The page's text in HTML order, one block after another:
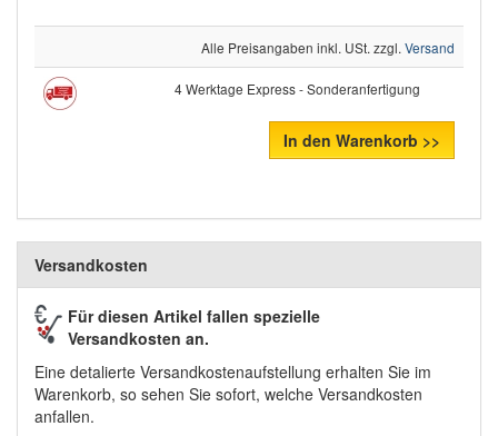
Alle Preisangaben inkl. USt. zzgl. Versand
4 Werktage Express - Sonderanfertigung
In den Warenkorb >>
Versandkosten
Für diesen Artikel fallen spezielle
Versandkosten an.
Eine detalierte Versandkostenaufstellung erhalten Sie im
Warenkorb, so sehen Sie sofort, welche Versandkosten
anfallen.